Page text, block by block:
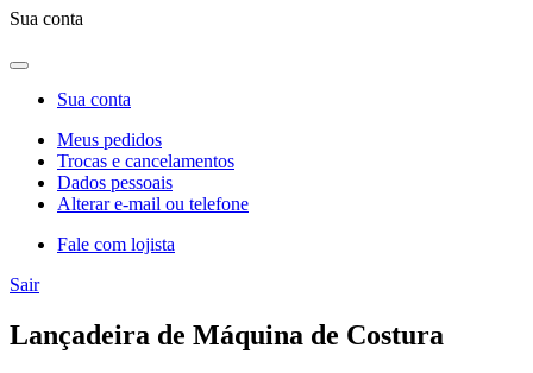
Sua conta
Sua conta
Meus pedidos
Trocas e cancelamentos
Dados pessoais
Alterar e-mail ou telefone
Fale com lojista
Sair
Lançadeira de Máquina de Costura